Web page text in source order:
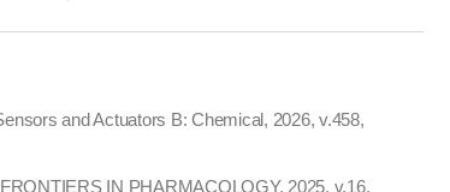
and Actuators B: Chemical, 2026, v.458,
FRONTIERS IN PHARMACOLOGY, 2025, v.16,